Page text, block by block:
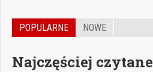
POPULARNE NOWE
Najczęściej czytane